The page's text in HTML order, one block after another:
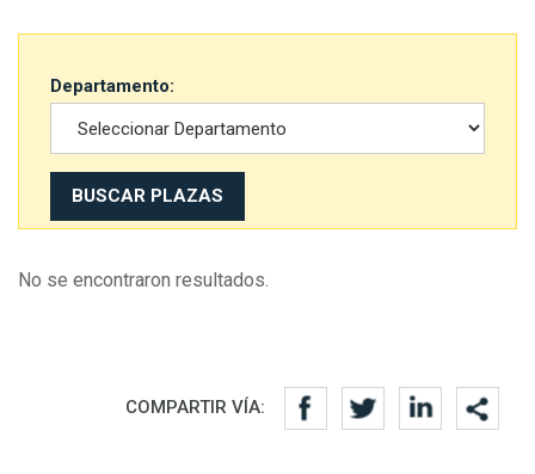
Departamento:
BUSCAR PLAZAS
No se encontraron resultados.
Redes sociales
COMPARTIR VÍA: